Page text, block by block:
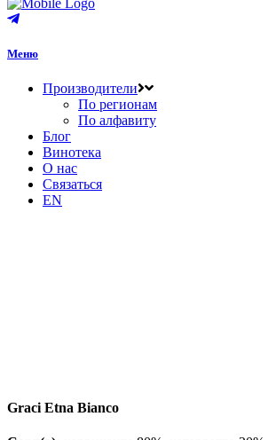
Меню
Производители
По регионам
По алфавиту
Блог
Винотека
О нас
Связаться
EN
Graci Etna Bianco